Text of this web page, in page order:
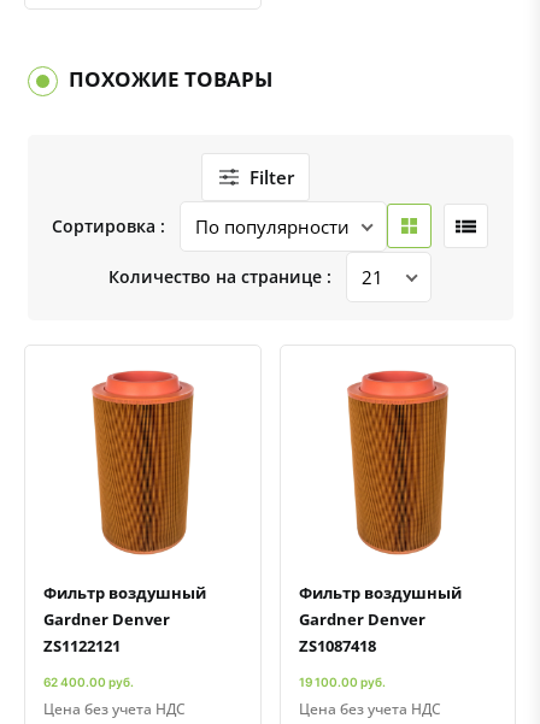
ПОХОЖИЕ ТОВАРЫ
Filter
Сортировка :
Количество на странице :
Быстрый просмотрДобавить к сравнению
Добавить в избранное
Фильтр воздушный
Gardner Denver
ZS1122121
62 400.00 руб.
Цена без учета НДС
Быстрый просмотрДобавить к сравнению
Добавить в избранное
Фильтр воздушный
Gardner Denver
ZS1087418
19 100.00 руб.
Цена без учета НДС